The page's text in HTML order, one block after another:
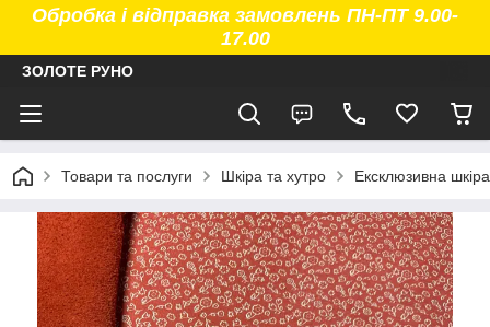
Обробка і відправка замовлень ПН-ПТ 9.00-
17.00
ЗОЛОТЕ РУНО
Товари та послуги Шкіра та хутро Ексклюзивна